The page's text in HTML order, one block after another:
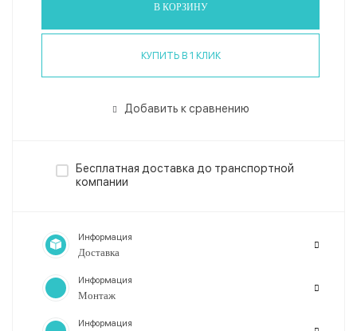
В КОРЗИНУ
КУПИТЬ В 1 КЛИК
Добавить к сравнению
Бесплатная доставка до транспортной
компании
Информация
Доставка
Информация
Монтаж
Информация